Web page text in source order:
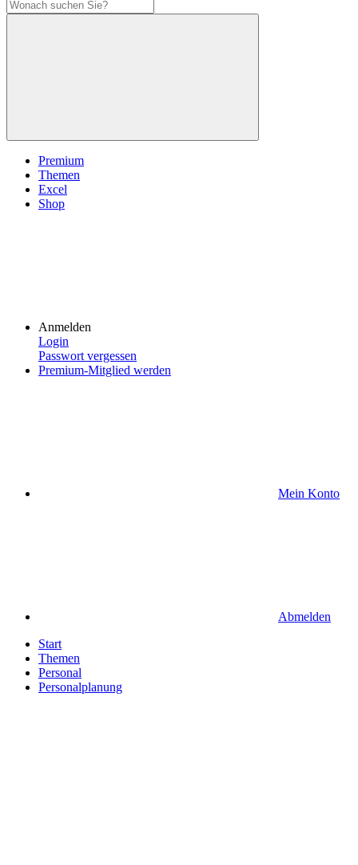
Premium
Themen
Excel
Shop
Anmelden
Login
Passwort vergessen
Premium-Mitglied werden
Mein Konto
Abmelden
Start
Themen
Personal
Personalplanung